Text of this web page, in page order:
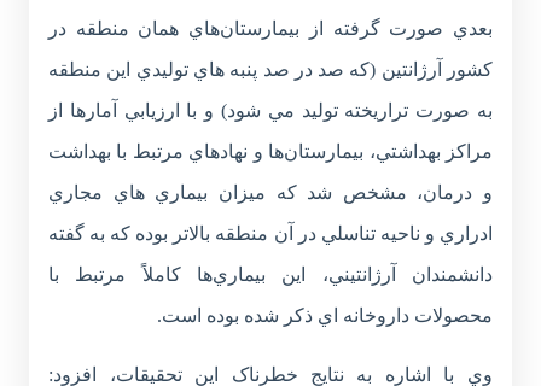
بعدي صورت گرفته از بيمارستان‌هاي همان منطقه در
کشور آرژانتين (که صد در صد پنبه هاي توليدي اين منطقه
به صورت تراريخته توليد مي شود) و با ارزيابي آمارها از
مراکز بهداشتي، بيمارستان‌ها و نهادهاي مرتبط با بهداشت
و درمان، مشخص شد که ميزان بيماري هاي مجاري
ادراري و ناحيه تناسلي در آن منطقه بالاتر بوده که به گفته
دانشمندان آرژانتيني، اين بيماري‌ها کاملاً مرتبط با
محصولات داروخانه اي ذکر شده بوده است.
وي با اشاره به نتايج خطرناک اين تحقيقات، افزود: